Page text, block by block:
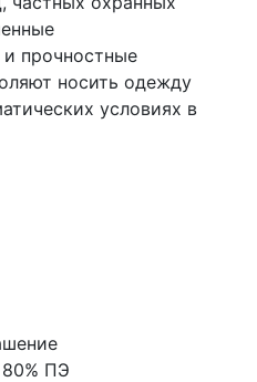
прочностные
носить одежду
условиях в
80% ПЭ